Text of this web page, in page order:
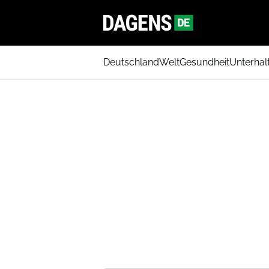
DeutschlandWeltGesundheit